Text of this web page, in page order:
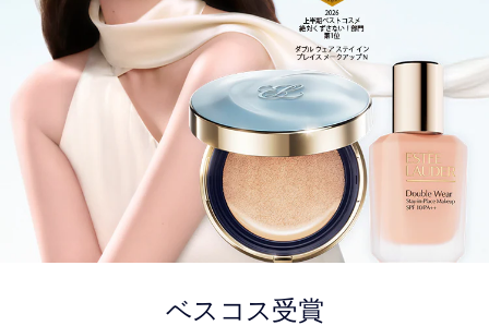
ベスコス受賞